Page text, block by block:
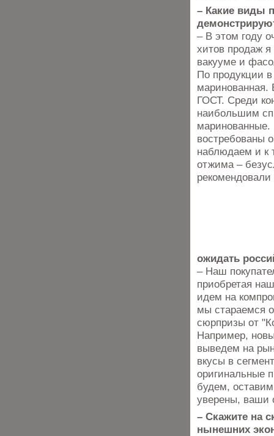
– Какие виды
– В этом году
хитов продаж
вакууме и
По продукции
маринованная.
ГОСТ. Среди
наибольшим
востребованы
наблюдаем и к
отжима –
ожидать
– Наш
приобретая
идем на
мы стараемся
сюрпризы от
Например,
выведем на
вкусы в
оригинальные
будем,
уверены, ваши
– Скажите на
нынешних